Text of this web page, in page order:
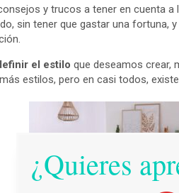
y trucos a tener en cuenta
sin tener que gastar una fortuna,
el estilo que deseamos crear,
estilos, pero en casi todos,
¿Quieres